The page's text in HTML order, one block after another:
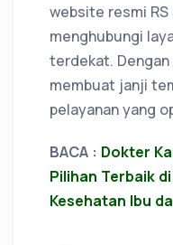
website resmi RS
menghubungi
terdekat.
membuat janji
pelayanan yang
BACA : Dokter
Pilihan Terbaik
Kesehatan Ibu